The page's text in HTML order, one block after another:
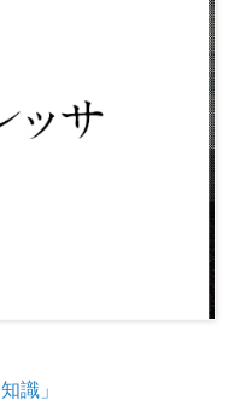
識」